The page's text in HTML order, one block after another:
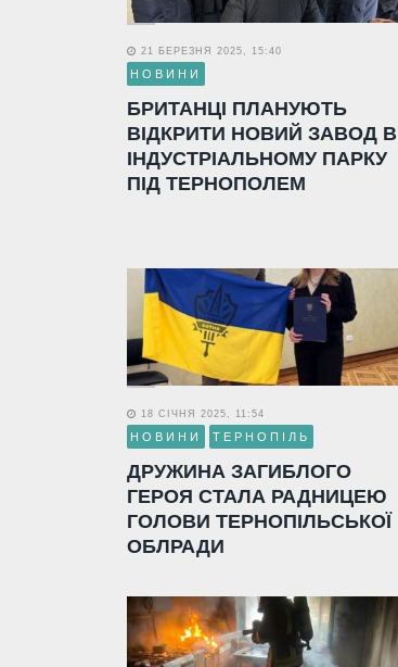
21 БЕРЕЗНЯ 2025, 15:40
НОВИНИ
БРИТАНЦІ ПЛАНУЮТЬ
ВІДКРИТИ НОВИЙ ЗАВОД В
ІНДУСТРІАЛЬНОМУ ПАРКУ
ПІД ТЕРНОПОЛЕМ
18 СІЧНЯ 2025, 11:54
НОВИНИ ТЕРНОПІЛЬ
ДРУЖИНА ЗАГИБЛОГО
ГЕРОЯ СТАЛА РАДНИЦЕЮ
ГОЛОВИ ТЕРНОПІЛЬСЬКОЇ
ОБЛРАДИ